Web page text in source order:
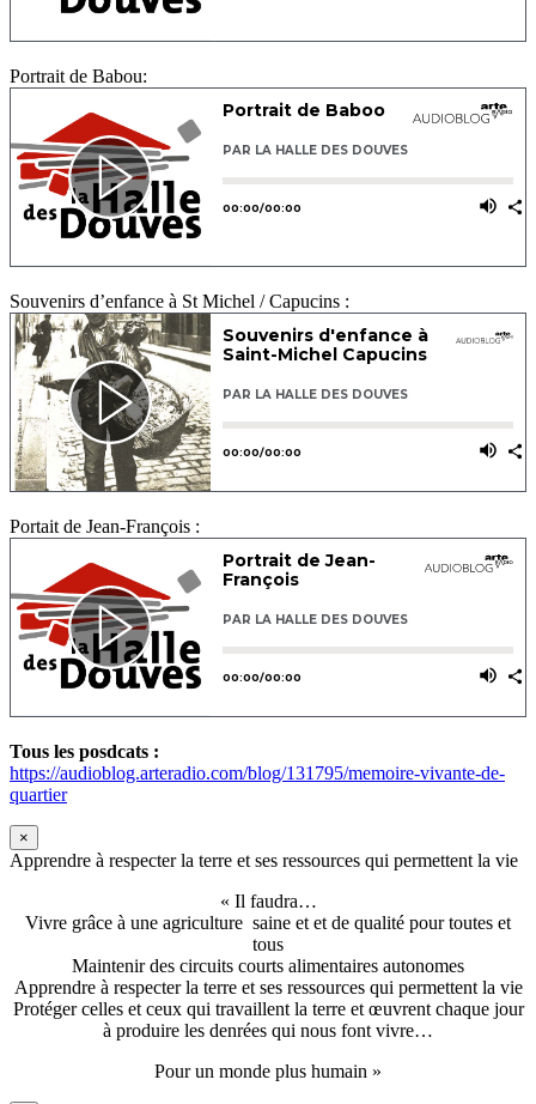
Portrait de Babou:
Souvenirs d’enfance à St Michel / Capucins :
Portait de Jean-François :
Tous les posdcats :
https://audioblog.arteradio.com/blog/131795/memoire-vivante-de-
quartier
×
Apprendre à respecter la terre et ses ressources qui permettent la vie
« Il faudra…
Vivre grâce à une agriculture saine et et de qualité pour toutes et
tous
Maintenir des circuits courts alimentaires autonomes
Apprendre à respecter la terre et ses ressources qui permettent la vie
Protéger celles et ceux qui travaillent la terre et œuvrent chaque jour
à produire les denrées qui nous font vivre…
Pour un monde plus humain »